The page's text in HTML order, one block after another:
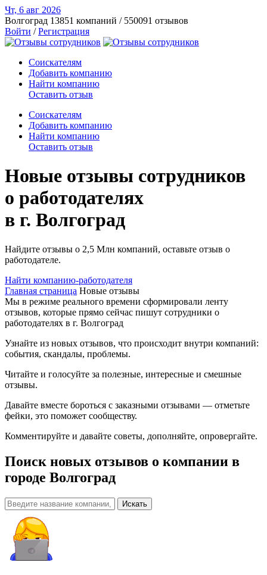
Чт, 6 авг 2026
Волгоград 13851 компаний / 550091 отзывов
Войти /Регистрация
Соискателям
Добавить компанию
Найти компанию
Оставить отзыв
Соискателям
Добавить компанию
Найти компанию
Оставить отзыв
Новые отзывы сотрудников
о работодателях
в г. Волгоград
Найдите отзывы о 2,5 Млн компаний, оставьте отзыв о
работодателе.
Найти компанию-работодателя
Главная страница Новые отзывы
Мы в режиме реального времени сформировали ленту
отзывов, которые прямо сейчас пишут сотрудники о
работодателях в г. Волгоград
Узнайте из новых отзывов, что происходит внутри компаний:
события, скандалы, проблемы.
Читайте и голосуйте за полезные, интересные и смешные
отзывы.
Давайте вместе бороться с заказными отзывами — отметьте
фейки, это поможет сообществу.
Комментируйте и давайте советы, дополняйте, опровергайте.
Поиск новых отзывов о компании в
городе Волгоград
Искать